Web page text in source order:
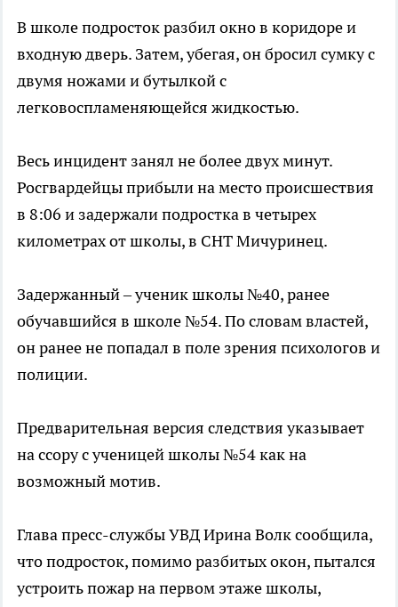
В школе подросток разбил окно в коридоре и
входную дверь. Затем, убегая, он бросил сумку с
двумя ножами и бутылкой с
легковоспламеняющейся жидкостью.
Весь инцидент занял не более двух минут.
Росгвардейцы прибыли на место происшествия
в 8:06 и задержали подростка в четырех
километрах от школы, в СНТ Мичуринец.
Задержанный – ученик школы №40, ранее
обучавшийся в школе №54. По словам властей,
он ранее не попадал в поле зрения психологов и
полиции.
Предварительная версия следствия указывает
на ссору с ученицей школы №54 как на
возможный мотив.
Глава пресс-службы УВД Ирина Волк сообщила,
что подросток, помимо разбитых окон, пытался
устроить пожар на первом этаже школы,